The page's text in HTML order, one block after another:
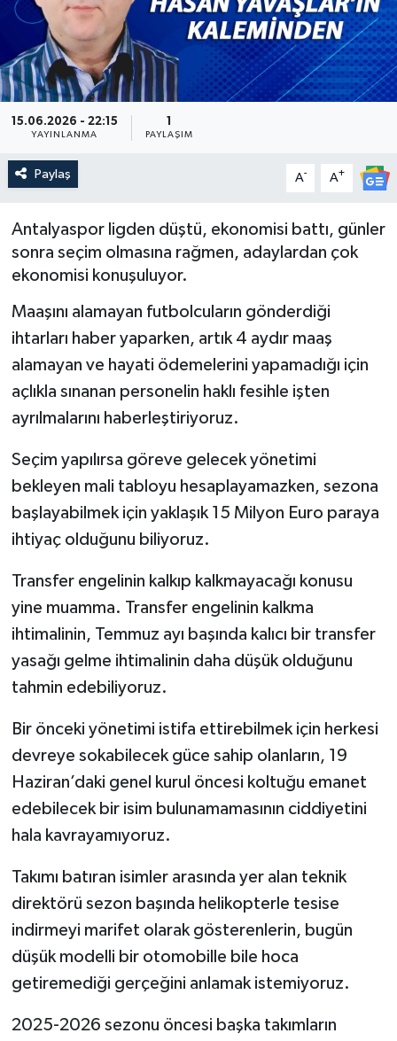
15.06.2026 - 22:15
YAYINLANMA
1
PAYLAŞIM
Paylaş A- A+
Antalyaspor ligden düştü, ekonomisi battı, günler
sonra seçim olmasına rağmen, adaylardan çok
ekonomisi konuşuluyor.
Maaşını alamayan futbolcuların gönderdiği
ihtarları haber yaparken, artık 4 aydır maaş
alamayan ve hayati ödemelerini yapamadığı için
açlıkla sınanan personelin haklı fesihle işten
ayrılmalarını haberleştiriyoruz.
Seçim yapılırsa göreve gelecek yönetimi
bekleyen mali tabloyu hesaplayamazken, sezona
başlayabilmek için yaklaşık 15 Milyon Euro paraya
ihtiyaç olduğunu biliyoruz.
Transfer engelinin kalkıp kalkmayacağı konusu
yine muamma. Transfer engelinin kalkma
ihtimalinin, Temmuz ayı başında kalıcı bir transfer
yasağı gelme ihtimalinin daha düşük olduğunu
tahmin edebiliyoruz.
Bir önceki yönetimi istifa ettirebilmek için herkesi
devreye sokabilecek güce sahip olanların, 19
Haziran’daki genel kurul öncesi koltuğu emanet
edebilecek bir isim bulunamamasının ciddiyetini
hala kavrayamıyoruz.
Takımı batıran isimler arasında yer alan teknik
direktörü sezon başında helikopterle tesise
indirmeyi marifet olarak gösterenlerin, bugün
düşük modelli bir otomobille bile hoca
getiremediği gerçeğini anlamak istemiyoruz.
2025-2026 sezonu öncesi başka takımların
Güncel
Kültür & Sanat
Magazin
Resmi İlan
Siyaset
Spor